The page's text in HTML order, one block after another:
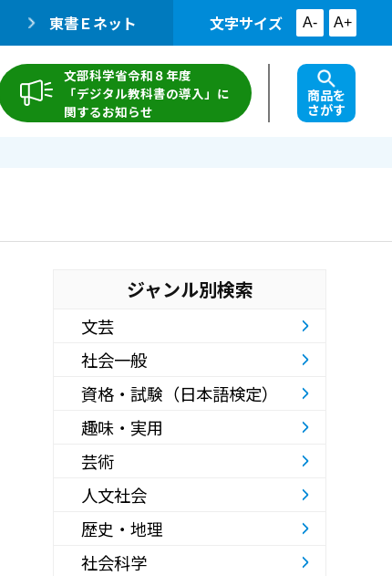
東書Ｅネット 文字サイズ A- A+
文部科学省令和８年度
「デジタル教科書の導入」に
関するお知らせ
商品を
さがす
ジャンル別検索
文芸
社会一般
資格・試験（日本語検定）
趣味・実用
芸術
人文社会
歴史・地理
社会科学